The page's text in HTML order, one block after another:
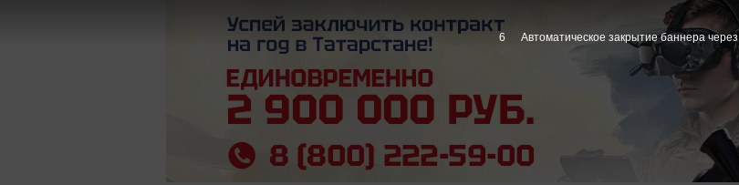
6 Автоматическое закрытие баннера через